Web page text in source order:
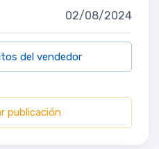
02/08/2024
del vendedor
publicación